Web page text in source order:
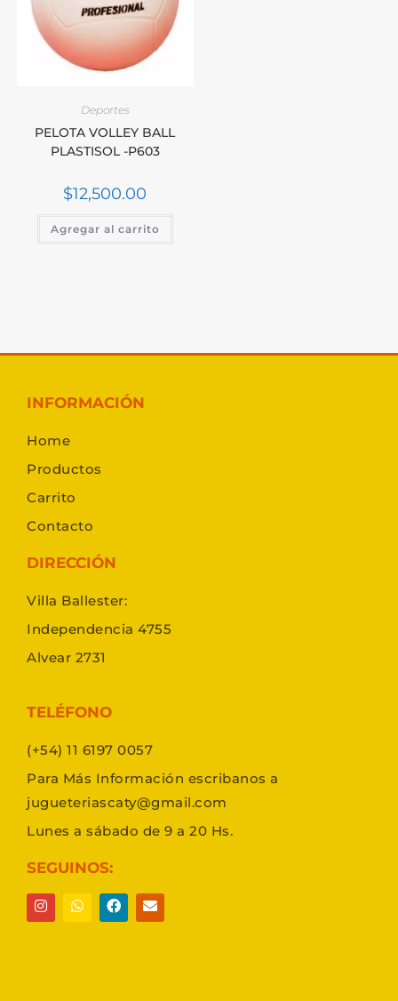
Deportes
PELOTA VOLLEY BALL
PLASTISOL -P603
$12,500.00
Agregar al carrito
INFORMACIÓN
Home
Productos
Carrito
Contacto
DIRECCIÓN
Villa Ballester:
Independencia 4755
Alvear 2731
TELÉFONO
(+54) 11 6197 0057
Para Más Información escribanos a
jugueteriascaty@gmail.com
Lunes a sábado de 9 a 20 Hs.
SEGUINOS: